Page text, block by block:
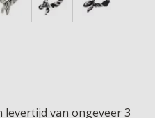
van ongeveer 3